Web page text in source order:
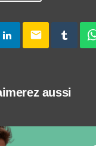
email
aussi